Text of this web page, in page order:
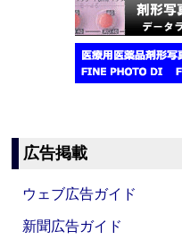
広告掲載
ウェブ広告ガイド
新聞広告ガイド